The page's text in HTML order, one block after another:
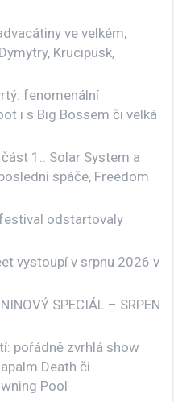
ve velkém,
Krucipüsk,
fenomenální
i s Big Bossem či velká
1.: Solar System a
spáče, Freedom
odstartovaly
vystoupí v srpnu 2026 v
SPECIÁL – SRPEN
pořádně zvrhlá show
Death či
Pool